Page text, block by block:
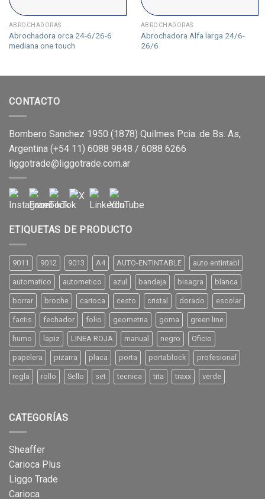
ABROCHADORAS
Abrochadora orca 24-6/26-6
mediana one touch
ABROCHADORAS
Abrochadora Alfa larga 24/6-
26/6
CONTACTO
Bombero Sanchez 1950 (1878) Quilmes Pcia. de Bs. As,
Argentina (+54 11) 6088 9848 / 6088 6266
liggotrade@liggotrade.com.ar
ETIQUETAS DE PRODUCTO
9011 9012 9013 A4 AUTO-ENTINTABLE auto entintabl
automatico autometico azul bandeja bisagra blanca
borrar broche carioca cesto cristal dorado escolar
factis fechador folio geometria goma green line
humo lapiz LINEA ROJA manual negro Oficio
papelera pizarra placa porta portablock profesional
regla rollo Sello set tecnica tita traxx verde
CATEGORÍAS
Sheaffer
Carioca Plus
Liggo Trade
Carioca